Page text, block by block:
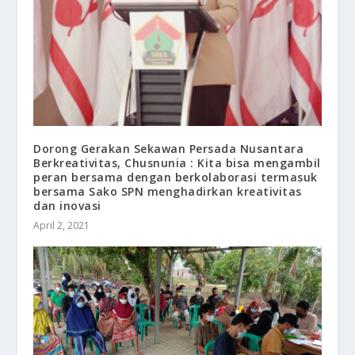
Dorong Gerakan Sekawan Persada Nusantara
Berkreativitas, Chusnunia : Kita bisa mengambil
peran bersama dengan berkolaborasi termasuk
bersama Sako SPN menghadirkan kreativitas
dan inovasi
April 2, 2021